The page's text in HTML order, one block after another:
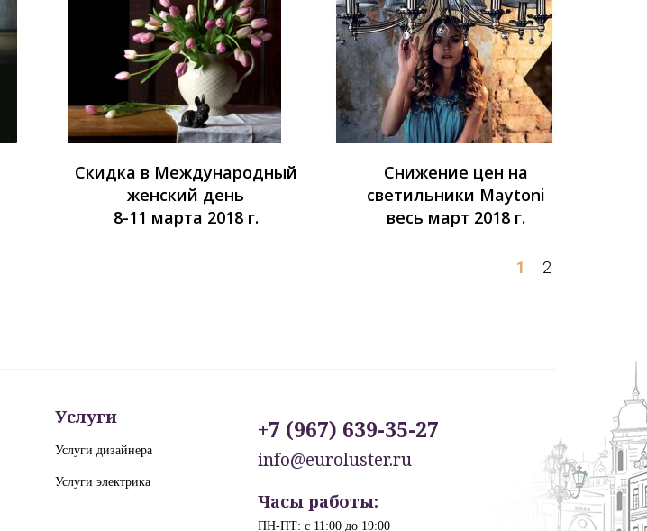
Скидка в Международный
женский день
8-11 марта 2018 г.
Снижение цен на
светильники Maytoni
весь март 2018 г.
1 2
Услуги
Услуги дизайнера
Услуги электрика
+7 (967) 639-35-27
info@euroluster.ru
Часы работы:
ПН-ПТ: с 11:00 до 19:00